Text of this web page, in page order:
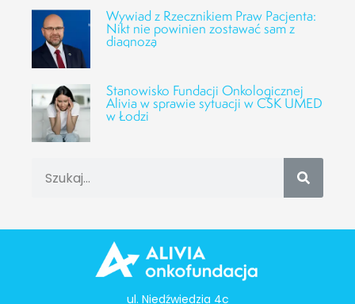
Wywiad z Rzecznikiem Praw Pacjenta:
Nikt nie powinien zostawać sam z
diagnozą
Stanowisko Fundacji Onkologicznej
Alivia w sprawie sytuacji w CSK UMED
w Łodzi
ul. Niedźwiedzia 4c